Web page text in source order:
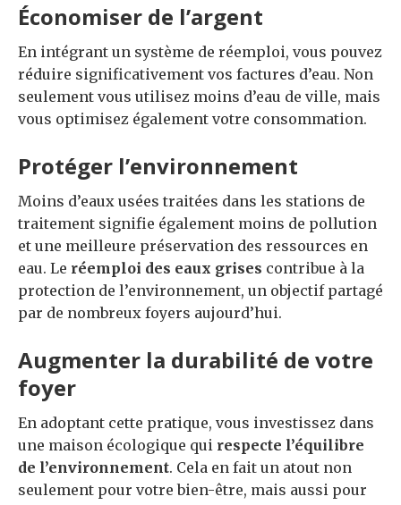
Économiser de l’argent
En intégrant un système de réemploi, vous pouvez
réduire significativement vos factures d’eau. Non
seulement vous utilisez moins d’eau de ville, mais
vous optimisez également votre consommation.
Protéger l’environnement
Moins d’eaux usées traitées dans les stations de
traitement signifie également moins de pollution
et une meilleure préservation des ressources en
eau. Le réemploi des eaux grises contribue à la
protection de l’environnement, un objectif partagé
par de nombreux foyers aujourd’hui.
Augmenter la durabilité de votre
foyer
En adoptant cette pratique, vous investissez dans
une maison écologique qui respecte l’équilibre
de l’environnement. Cela en fait un atout non
seulement pour votre bien-être, mais aussi pour